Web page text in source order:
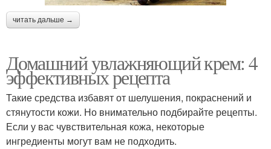
читать дальше →
Домашний увлажняющий крем: 4
эффективных рецепта
Такие средства избавят от шелушения, покраснений и
стянутости кожи. Но внимательно подбирайте рецепты.
Если у вас чувствительная кожа, некоторые
ингредиенты могут вам не подходить.